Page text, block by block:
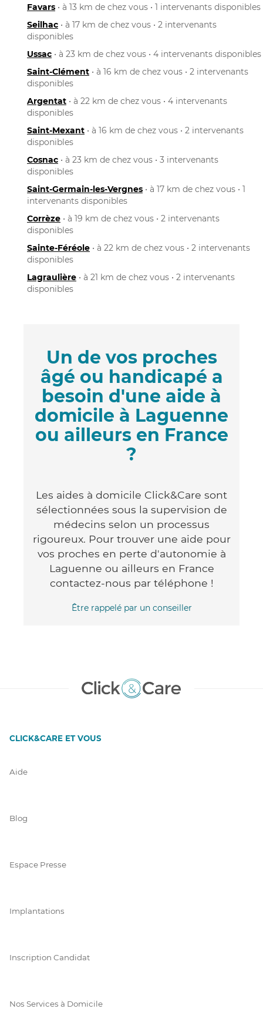
Favars • à 13 km de chez vous • 1 intervenants disponibles
Seilhac • à 17 km de chez vous • 2 intervenants
disponibles
Ussac • à 23 km de chez vous • 4 intervenants disponibles
Saint-Clément • à 16 km de chez vous • 2 intervenants
disponibles
Argentat • à 22 km de chez vous • 4 intervenants
disponibles
Saint-Mexant • à 16 km de chez vous • 2 intervenants
disponibles
Cosnac • à 23 km de chez vous • 3 intervenants
disponibles
Saint-Germain-les-Vergnes • à 17 km de chez vous • 1
intervenants disponibles
Corrèze • à 19 km de chez vous • 2 intervenants
disponibles
Sainte-Féréole • à 22 km de chez vous • 2 intervenants
disponibles
Lagraulière • à 21 km de chez vous • 2 intervenants
disponibles
Un de vos proches
âgé ou handicapé a
besoin d'une aide à
domicile à Laguenne
ou ailleurs en France
?
Les aides à domicile Click&Care sont
sélectionnées sous la supervision de
médecins selon un processus
rigoureux. Pour trouver une aide pour
vos proches en perte d'autonomie à
Laguenne ou ailleurs en France
contactez-nous par téléphone !
Être rappelé par un conseiller
CLICK&CARE ET VOUS
Aide
Blog
Espace Presse
Implantations
Inscription Candidat
Nos Services à Domicile